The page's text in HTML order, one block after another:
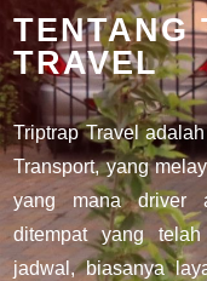
TENTANG
TRAVEL
Triptrap Travel
Transport, yang
yang mana driver
ditempat yang telah
jadwal, biasanya